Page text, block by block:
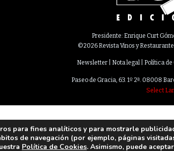
Presidente: Enrique Curt
©2026 Revista Vinos y
Newsletter Nota legal Política de
Paseo de Gracia, 63. 1º 2ª. 08008
Select
para fines analíticos y para mostrarle
de navegación (por ejemplo, páginas
Política de Cookies. Asimismo, puede